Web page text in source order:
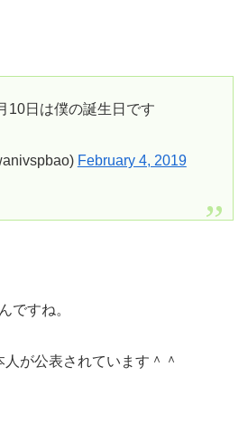
10日は僕の誕生日です
February 4, 2019
ですね。
が公表されています＾＾